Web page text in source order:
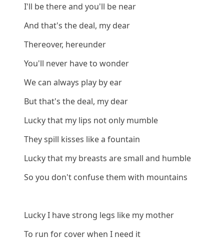
I'll be there and you'll be near
And that's the deal, my dear
Thereover, hereunder
You'll never have to wonder
We can always play by ear
But that's the deal, my dear
Lucky that my lips not only mumble
They spill kisses like a fountain
Lucky that my breasts are small and humble
So you don't confuse them with mountains
Lucky I have strong legs like my mother
To run for cover when I need it